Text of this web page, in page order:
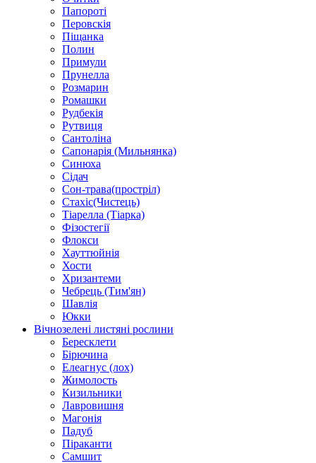
Папороті
Перовскія
Піщанка
Полин
Примули
Прунелла
Розмарин
Ромашки
Рудбекія
Рутвиця
Сантоліна
Сапонарія (Мильнянка)
Синюха
Сідач
Сон-трава(простріл)
Стахіс(Чистець)
Тіарелла (Тіарка)
Фізостегії
Флокси
Хауттюйнія
Хости
Хризантеми
Чебрець (Тим'ян)
Шавлія
Юкки
Вічнозелені листяні рослини
Бересклети
Бірючина
Елеагнус (лох)
Жимолость
Кизильники
Лавровишня
Магонія
Падуб
Піраканти
Самшит